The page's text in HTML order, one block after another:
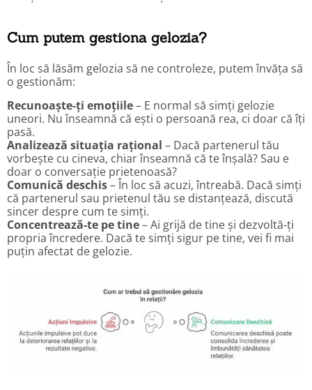
Cum putem gestiona gelozia?
În loc să lăsăm gelozia să ne controleze, putem învăța să
o gestionăm:
Recunoaște-ți emoțiile– E normal să simți gelozie
uneori. Nu înseamnă că ești o persoană rea, ci doar că îți
pasă.
Analizează situația rațional – Dacă partenerul tău
vorbește cu cineva, chiar înseamnă că te înșală? Sau e
doar o conversație prietenoasă?
Comunică deschis– În loc să acuzi, întreabă. Dacă simți
că partenerul sau prietenul tău se distanțează, discută
sincer despre cum te simți.
Concentrează-te pe tine– Ai grijă de tine și dezvoltă-ți
propria încredere. Dacă te simți sigur pe tine, vei fi mai
puțin afectat de gelozie.